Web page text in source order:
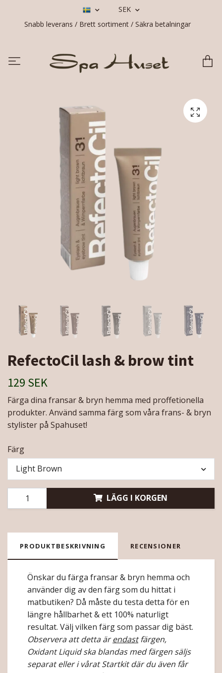
SEK
Snabb leverans / Brett sortiment / Säkra betalningar
RefectoCil lash & brow tint
129 SEK
Färga dina fransar & bryn hemma med proffetionella
produkter. Använd samma färg som våra frans- & bryn
stylister på Spahuset!
Färg
Light Brown
LÄGG I KORGEN
PRODUKTBESKRIVNING RECENSIONER
Önskar du färga fransar & bryn hemma och
använder dig av den färg som du hittat i
matbutiken? Då måste du testa detta för en
längre hållbarhet & ett 100% naturligt
resultat. Välj vilken färg som passar dig bäst.
Observera att detta ärendastfärgen,
Oxidant Liquid ska blandas med färgen säljs
separat eller i vårat Startkit där du även får